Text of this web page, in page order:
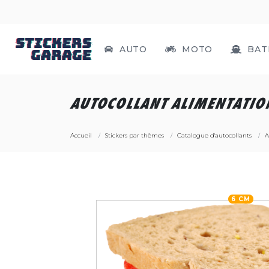
AUTO MOTO
AUTOCOLLANT
Accueil Stickers par thèmes Catalogue d'autocollants
6 CM